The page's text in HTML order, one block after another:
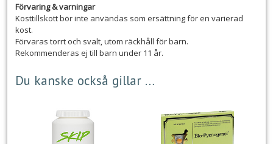
Förvaring & varningar
Kosttillskott bör inte användas som ersättning för en varierad
kost.
Förvaras torrt och svalt, utom räckhåll för barn.
Rekommenderas ej till barn under 11 år.
Du kanske också gillar …